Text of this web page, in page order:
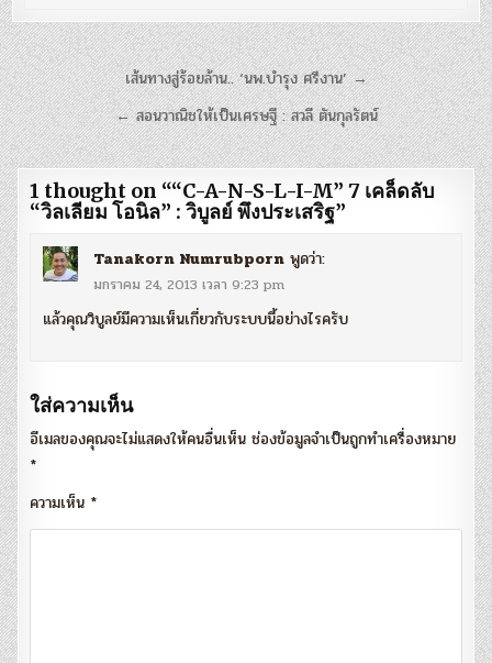
แนะแนว
เรื่อง
เส้นทางสู่ร้อยล้าน.. ‘นพ.บำรุง ศรีงาน’ →
← สอนวาณิชให้เป็นเศรษฐี : สวลี ตันกุลรัตน์
1 thought on ““C-A-N-S-L-I-M” 7 เคล็ดลับ
“วิลเลียม โอนิล” : วิบูลย์ พึงประเสริฐ”
Tanakorn Numrubporn พูดว่า:
มกราคม 24, 2013 เวลา 9:23 pm
แล้วคุณวิบูลย์มีความเห็นเกี่ยวกับระบบนี้อย่างไรครับ
ใส่ความเห็น
อีเมลของคุณจะไม่แสดงให้คนอื่นเห็น ช่องข้อมูลจำเป็นถูกทำเครื่องหมาย
*
ความเห็น *